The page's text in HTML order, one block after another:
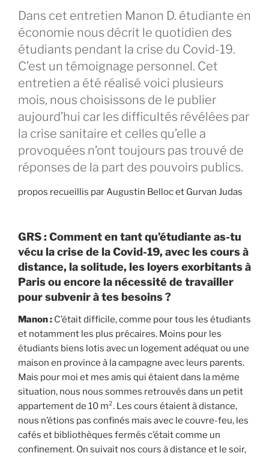
Dans cet entretien Manon D. étudiante en
économie nous décrit le quotidien des
étudiants pendant la crise du Covid-19.
C’est un témoignage personnel. Cet
entretien a été réalisé voici plusieurs
mois, nous choisissons de le publier
aujourd’hui car les difficultés révélées par
la crise sanitaire et celles qu’elle a
provoquées n’ont toujours pas trouvé de
réponses de la part des pouvoirs publics.
propos recueillis par Augustin Belloc et Gurvan Judas
GRS : Comment en tant qu’étudiante as-tu
vécu la crise de la Covid-19, avec les cours à
distance, la solitude, les loyers exorbitants à
Paris ou encore la nécessité de travailler
pour subvenir à tes besoins ?
Manon : C’était difficile, comme pour tous les étudiants
et notamment les plus précaires. Moins pour les
étudiants biens lotis avec un logement adéquat ou une
maison en province à la campagne avec leurs parents.
Mais pour moi et mes amis qui étaient dans la même
situation, nous nous sommes retrouvés dans un petit
appartement de 10 m². Les cours étaient à distance,
nous n’étions pas confinés mais avec le couvre-feu, les
cafés et bibliothèques fermés c’était comme un
confinement. On suivait nos cours à distance et le soir,